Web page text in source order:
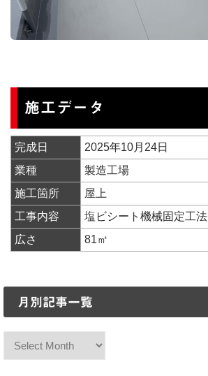
施工データ
完成日
2025年10月24日
業種
製造工場
施工箇所
屋上
工事内容
塩ビシート機械固定工法
広さ
81㎡
月別記事一覧